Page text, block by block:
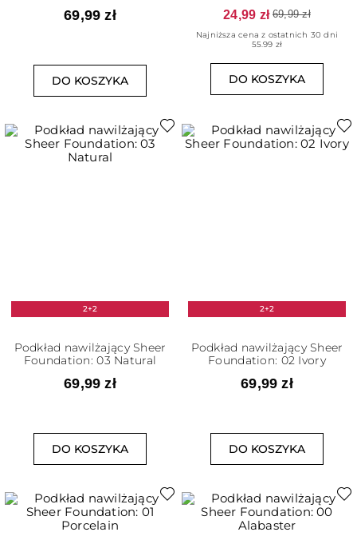
69,99 zł
DO KOSZYKA
24,99 zł 69,99 zł
Najniższa cena z ostatnich 30 dni
55.99 zł
DO KOSZYKA
2+2
Podkład nawilżający Sheer
Foundation: 03 Natural
69,99 zł
DO KOSZYKA
2+2
Podkład nawilżający Sheer
Foundation: 02 Ivory
69,99 zł
DO KOSZYKA